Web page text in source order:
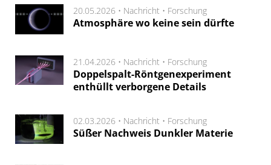
20.05.2026 • Nachricht • Forschung
Atmosphäre wo keine sein dürfte
21.04.2026 • Nachricht • Forschung
Doppelspalt-Röntgenexperiment
enthüllt verborgene Details
02.03.2026 • Nachricht • Forschung
Süßer Nachweis Dunkler Materie